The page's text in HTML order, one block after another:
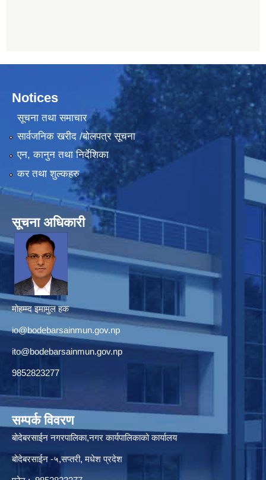
Notices
सूचना तथा समाचार
सार्वजनिक खरीद /बोलपत्र सूचना
एन, कानुन तथा निर्देशिका
कर तथा शुल्कहरु
सूचना अधिकारी
मोहम्म्द इमामुल हक
io@bodebarsainmun.gov.np
ito@bodebarsainmun.gov.np
9852823277
सम्पर्क विवरण
बोदेबरसाईन नगरपालिका,नगर कार्यपालिकाको कार्यालय
बोदेबरसाईन -५,सप्तरी, मधेश प्रदेश